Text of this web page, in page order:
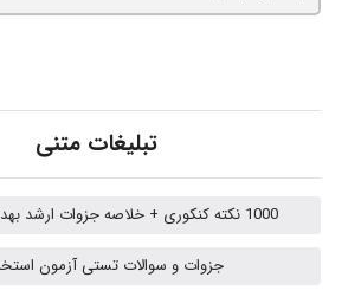
تبلیغات متنی
1000 نکته کنکوری + خلاصه جزوات ارشد بهداشت حرفه ای
جزوات و سوالات تستی آزمون